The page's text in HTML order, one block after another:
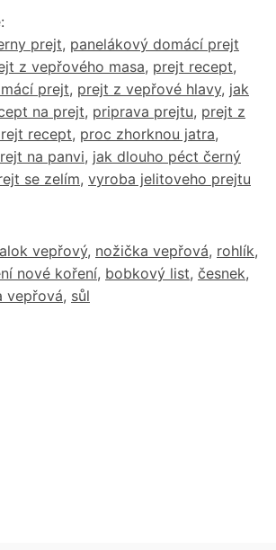
prejt, panelákový domácí prejt
z vepřového masa, prejt recept,
prejt, prejt z vepřové hlavy, jak
na prejt, priprava prejtu, prejt z
recept, proc zhorknou jatra,
na panvi, jak dlouho péct černý
se zelím, vyroba jelitoveho prejtu
vepřový, nožička vepřová, rohlík,
nové koření, bobkový list, česnek,
vepřová, sůl